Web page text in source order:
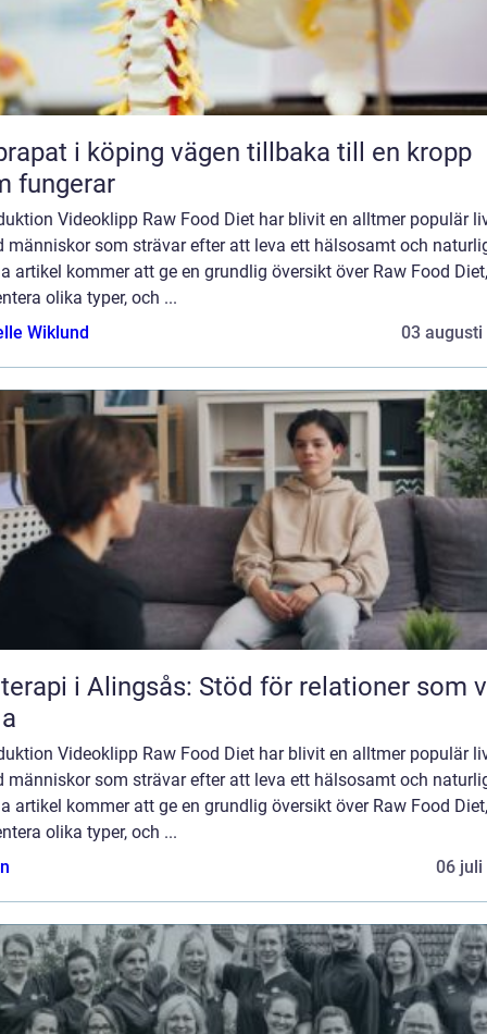
köping vägen tillbaka till en kropp
fungerar
Videoklipp Raw Food Diet har blivit en alltmer populär
människor som strävar efter att leva ett hälsosamt och
artikel kommer att ge en grundlig översikt över Raw Food Diet,
olika typer, och ...
Wiklund
03 augusti
i Alingsås: Stöd för relationer som
Videoklipp Raw Food Diet har blivit en alltmer populär
människor som strävar efter att leva ett hälsosamt och
artikel kommer att ge en grundlig översikt över Raw Food Diet,
olika typer, och ...
06 juli